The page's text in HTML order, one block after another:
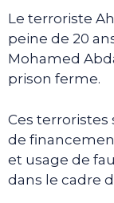
Le terroriste
peine de 20
Mohamed
prison ferme.
Ces terroristes
de
et usage de
dans le cadre